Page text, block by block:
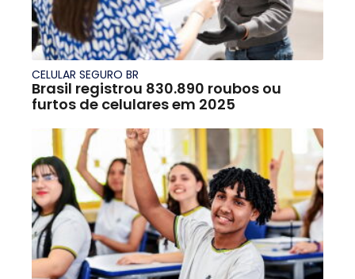
CELULAR SEGURO BR
Brasil registrou 830.890 roubos ou
furtos de celulares em 2025